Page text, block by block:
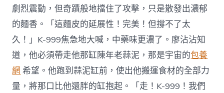
劇烈震動，但奇蹟般地擋住了攻擊，只是散發出濃郁
的麵香。「這麵皮的延展性！完美！但撐不了太
久！」K-999焦急地大喊，中藥味更濃了。廖沾沾知
道，他必須帶走他那缸陳年老蒜泥，那是宇宙的包養
網 希望。他跑到蒜泥缸前，使出他搬運食材的全部力
量，將那口比他還胖的缸抱起。「走！K-999！我們